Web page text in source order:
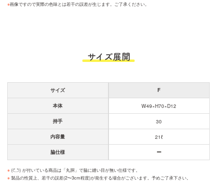
※画像ですので実際の色味とは若干の誤差が生じます。ご了承ください。
サイズ展開
サイズ F
本体 W49×H70×D12
持手 30
内容量 21ℓ
脇仕様
※ (
) が付いている商品は「丸胴」で脇に縫い目が無い仕様です。
※ 製品の性質上、若干の誤差(2〜3cm程度)が発生する場合がございます。予めご了承下さい。